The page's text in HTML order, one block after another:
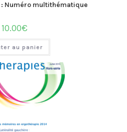
: Numéro multithématique
10.00€
au panier